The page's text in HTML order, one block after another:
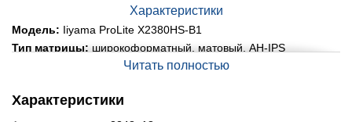
Характеристики
Модель: Iiyama ProLite X2380HS-B1
Тип матрицы: широкоформатный, матовый, AH-IPS
Разрешение:1920x1080
Читать полностью
Характеристики